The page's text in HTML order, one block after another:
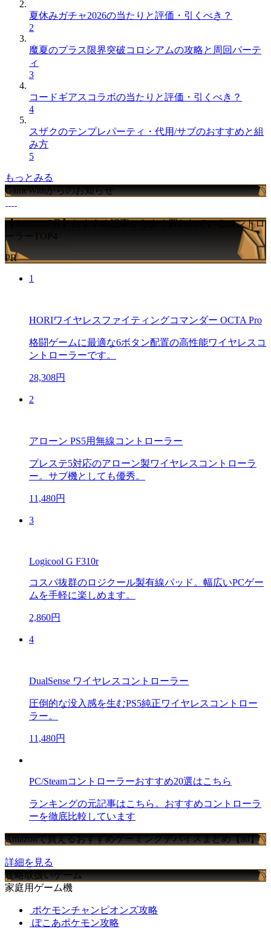
夏休みガチャ2026の当たりと評価・引くべき？
2
魔夏のプラス限界突破コロシアムの攻略と周回パーテ
ィ
3
コードギアスコラボの当たりと評価・引くべき？
4
スザクのテンプレパーティ・代用/サブのおすすめと組
み方
5
もっとみる
GameWithからのお知らせ
【Amazon7月】おすすめ記事からよく買われているコントロ
ーラーTOP4
PR
1
HORIワイヤレスファイティングコマンダー OCTA Pro
格闘ゲームに最適な6ボタン配置の高性能ワイヤレスコ
ントローラーです。
28,308円
2
アローン PS5用無線コントローラー
プレステ5対応のアローン製ワイヤレスコントローラ
ー。サブ機としても優秀。
11,480円
3
Logicool G F310r
コスパ抜群のロジクール製有線パッド。幅広いPCゲー
ムを手軽に楽しめます。
2,860円
4
DualSense ワイヤレスコントローラー
圧倒的な没入感を生むPS5純正ワイヤレスコントロー
ラー。
11,480円
PC/Steamコントローラーおすすめ20選はこちら
ランキングの元記事はこちら。おすすめコントローラ
ーを徹底比較しています
Amazonで買えるおすすめゲーミングデバイスまとめ【ad】
詳細を見る
攻略取扱いゲーム
家庭用ゲーム機
ポケモンチャンピオンズ攻略
ぽこあポケモン攻略